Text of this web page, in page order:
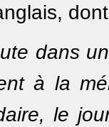
dans
à la
le